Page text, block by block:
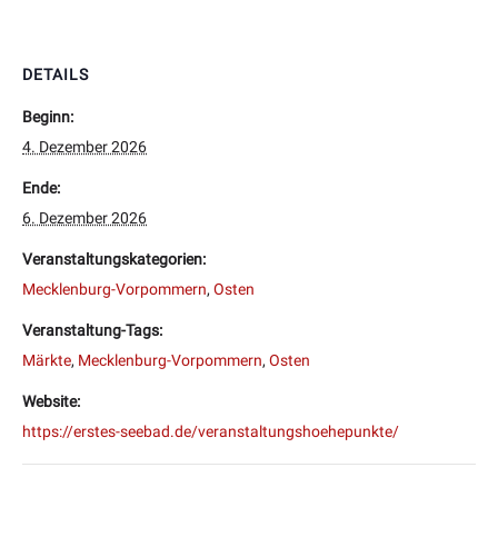
DETAILS
Beginn:
4. Dezember 2026
Ende:
6. Dezember 2026
Veranstaltungskategorien:
Mecklenburg-Vorpommern, Osten
Veranstaltung-Tags:
Märkte, Mecklenburg-Vorpommern, Osten
Website:
https://erstes-seebad.de/veranstaltungshoehepunkte/